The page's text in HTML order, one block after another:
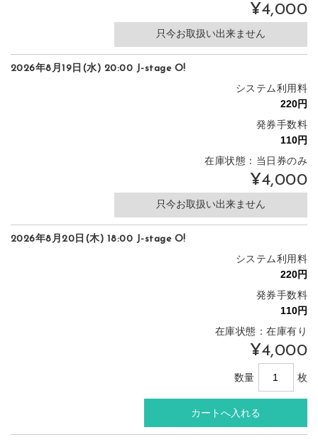
¥4,000
只今お取扱い出来ません
2026年8月19日(水) 20:00 J-stage O!
システム利用料
発券手数料
在庫状態：当日券のみ
¥4,000
只今お取扱い出来ません
2026年8月20日(木) 18:00 J-stage O!
システム利用料
発券手数料
在庫状態：在庫有り
¥4,000
数量 枚